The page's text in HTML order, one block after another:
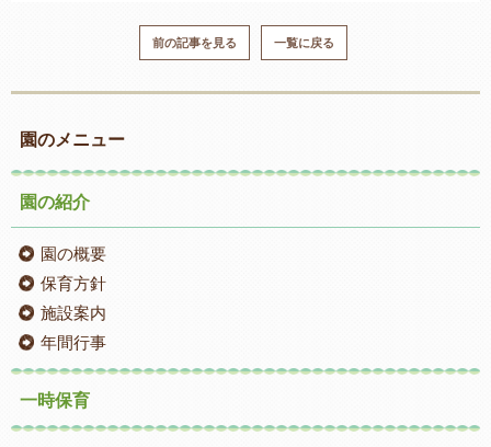
前の記事を見る 一覧に戻る
園のメニュー
園の紹介
園の概要
保育方針
施設案内
年間行事
一時保育